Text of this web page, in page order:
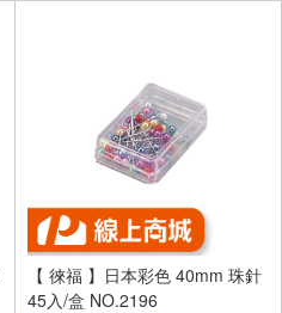
【 徠福 】日本彩色 40mm 珠針
45入/盒 NO.2196